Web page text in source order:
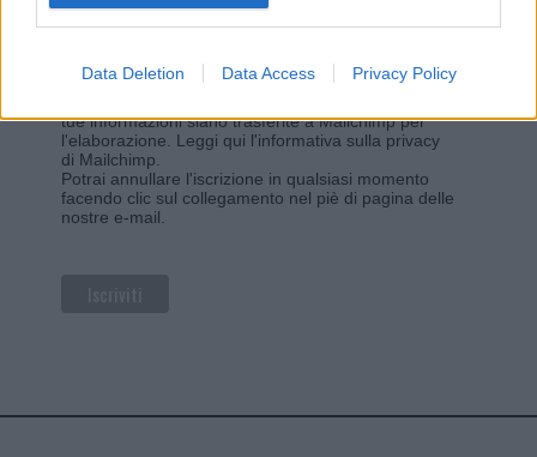
Data Deletion Data Access Privacy Policy
Utilizziamo Mailchimp come piattaforma di
tue informazioni siano trasferite a Mailchimp per
l'elaborazione. Leggi qui l'informativa sulla privacy
di Mailchimp
Potrai annullare l'iscrizione in qualsiasi momento
facendo clic sul collegamento nel piè di pagina delle
nostre e-mail.